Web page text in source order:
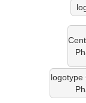
logotype